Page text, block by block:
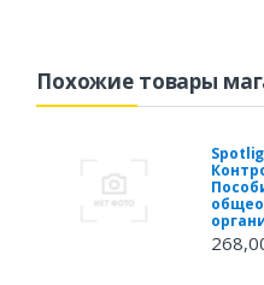
Похожие товары